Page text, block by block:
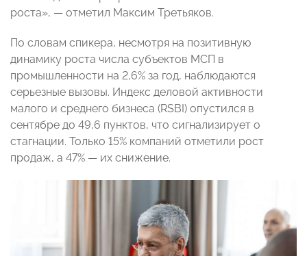
роста», — отметил Максим Третьяков.
По словам спикера, несмотря на позитивную
динамику роста числа субъектов МСП в
промышленности на 2,6% за год, наблюдаются
серьезные вызовы. Индекс деловой активности
малого и среднего бизнеса (RSBI) опустился в
сентябре до 49,6 пунктов, что сигнализирует о
стагнации. Только 15% компаний отметили рост
продаж, а 47% — их снижение.